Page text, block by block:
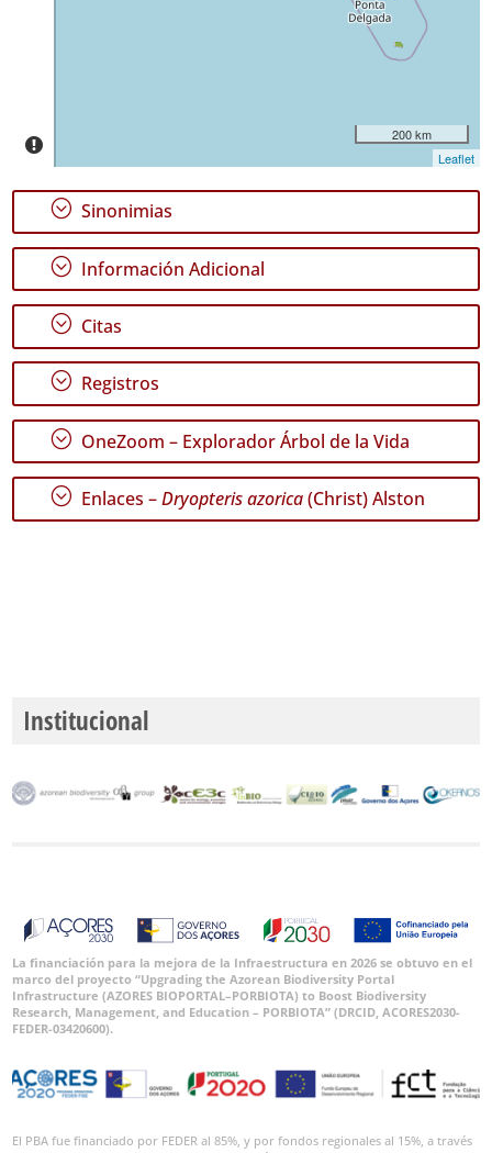
Graciosa
✓
Terceira
377
✓
São
Miguel
118
✓
Santa
Maria
144
Nivel
200 km
Leaflet
; Sinonimias
; Información Adicional
; Citas
; Registros
; OneZoom – Explorador Árbol de la Vida
; Enlaces –Dryopteris azorica(Christ) Alston
Institucional
La financiación para la mejora de la Infraestructura en 2026 se obtuvo en el
marco del proyecto “Upgrading the Azorean Biodiversity Portal
Infrastructure (AZORES BIOPORTAL–PORBIOTA) to Boost Biodiversity
Research, Management, and Education – PORBIOTA” (DRCID, ACORES2030-
FEDER-03420600).
El PBA fue financiado por FEDER al 85%, y por fondos regionales al 15%, a través